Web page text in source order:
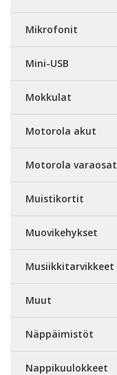
Mikrofonit
Mini-USB
Mokkulat
Motorola akut
Motorola varaosat
Muistikortit
Muovikehykset
Musiikkitarvikkeet
Muut
Näppäimistöt
Nappikuulokkeet